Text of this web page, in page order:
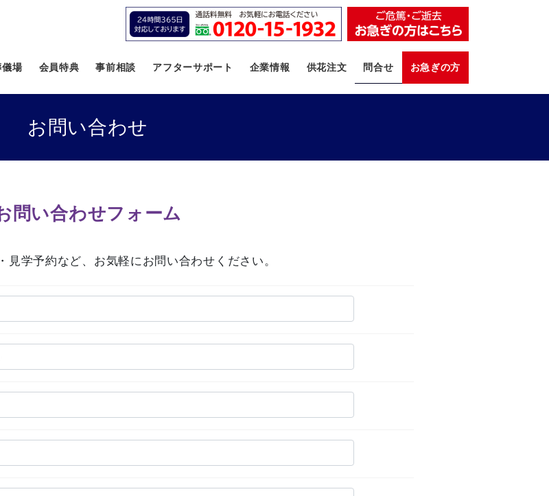
儀場 会員特典 事前相談 アフターサポート 企業情報 供花注文 問合せ お急ぎの方
お問い合わせ
問い合わせフォーム
見学予約など、 お気軽にお問い合わせください。